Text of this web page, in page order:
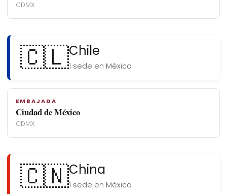
CDMX
🇨🇱Chile
1 sede en México
EMBAJADA
Ciudad de México
CDMX
🇨🇳China
1 sede en México